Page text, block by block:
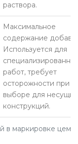
в маркировке
раствора.
Максимальное
содержание
Используется для
работ, требует
осторожности при
выборе для несущих
конструкций.